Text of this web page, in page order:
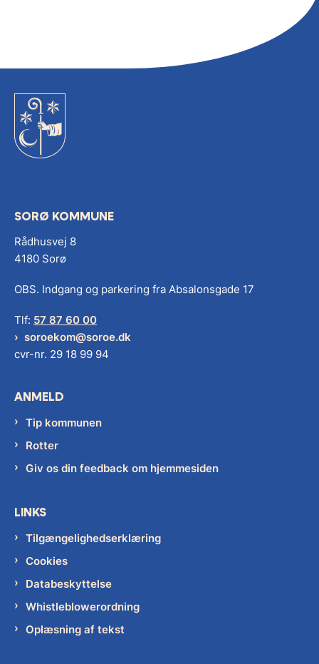
SORØ KOMMUNE
Rådhusvej 8
4180 Sorø
OBS. Indgang og parkering fra Absalonsgade 17
Tlf: 57 87 60 00
soroekom@soroe.dk
cvr-nr. 29 18 99 94
ANMELD
Tip kommunen
Rotter
Giv os din feedback om hjemmesiden
LINKS
Tilgængelighedserklæring
Cookies
Databeskyttelse
Whistleblowerordning
Oplæsning af tekst